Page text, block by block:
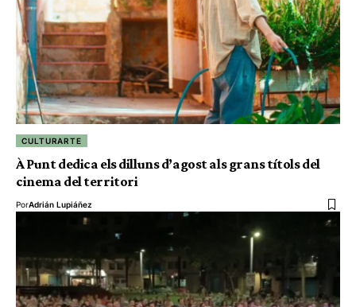
CULTURARTE
À Punt dedica els dilluns d’agost als grans títols del
cinema del territori
PorAdrián Lupiáñez